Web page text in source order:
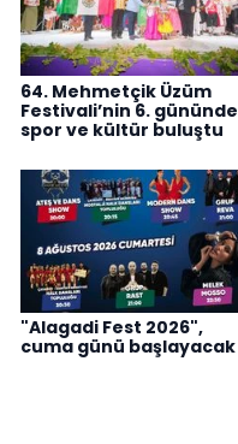
64. Mehmetçik Üzüm
Festivali’nin 6. gününde
spor ve kültür buluştu
"Alagadi Fest 2026",
cuma günü başlayacak